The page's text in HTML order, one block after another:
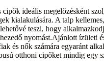
ideális megelőzésként
kialakulására. A talp
teszi, hogy
nyomást.Ajánlott ízületi
és nők számára egyaránt
otthoni cipőket mindig egy